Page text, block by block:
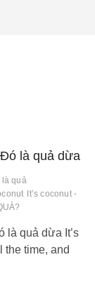
trong
AI
Đó là quả dừa
quả
It’s coconut -
là quả dừa It’s
the time, and